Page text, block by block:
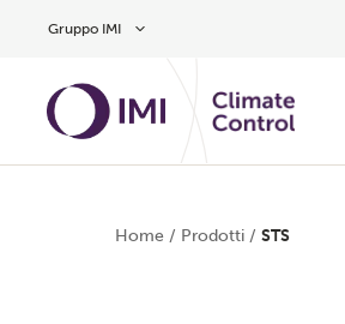
Gruppo IMI
Home / Prodotti / STS